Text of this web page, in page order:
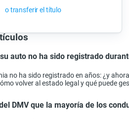
o transferir el título
auto no ha sido registrado
no ha sido registrado en años: ¿y
volver al estado legal y qué puede
DMV que la mayoría de los